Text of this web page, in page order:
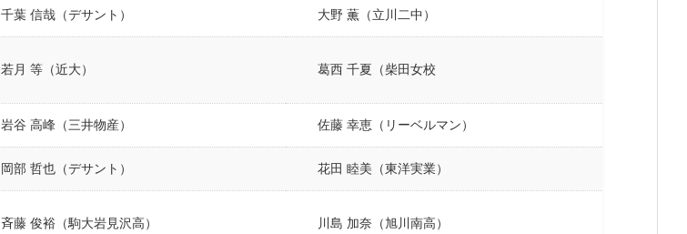
千葉 信哉（デサント） 大野 薫（立川二中）
若月 等（近大） 葛西 千夏（柴田女校
岩谷 高峰（三井物産） 佐藤 幸恵（リーベルマン）
岡部 哲也（デサント） 花田 睦美（東洋実業）
斉藤 俊裕（駒大岩見沢高） 川島 加奈（旭川南高）